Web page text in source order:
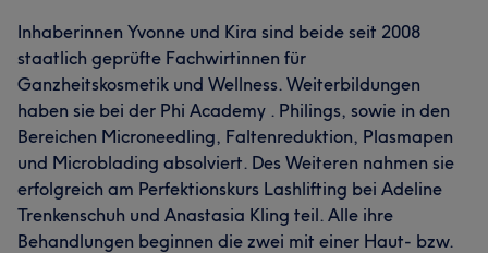
Inhaberinnen Yvonne und Kira sind beide seit 2008
staatlich geprüfte Fachwirtinnen für
Ganzheitskosmetik und Wellness. Weiterbildungen
haben sie bei der Phi Academy . Philings, sowie in den
Bereichen Microneedling, Faltenreduktion, Plasmapen
und Microblading absolviert. Des Weiteren nahmen sie
erfolgreich am Perfektionskurs Lashlifting bei Adeline
Trenkenschuh und Anastasia Kling teil. Alle ihre
Behandlungen beginnen die zwei mit einer Haut- bzw.